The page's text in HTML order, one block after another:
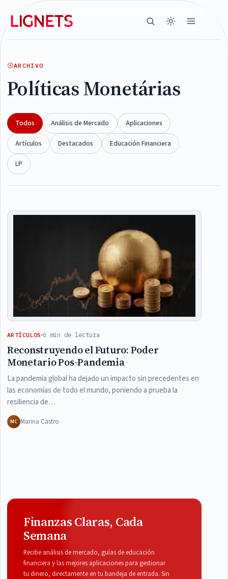
ARCHIVO
Políticas Monetárias
Todos Análisis de Mercado
Aplicaciones
Artículos
Destacados
Educación Financiera
LP
Articles
ARTÍCULOS 6 min de lectura
Reconstruyendo el Futuro: Poder
Monetario Pos-Pandemia
La pandemia global ha dejado un impacto sin precedentes en
las economías de todo el mundo, poniendo a prueba la
resiliencia de…
MC Marina Castro
Finanzas Claras, Cada
Semana
Recibe análisis de mercado, guías de educación
financiera y las mejores aplicaciones para gestionar
tu dinero, directamente en tu bandeja de entrada. Sin